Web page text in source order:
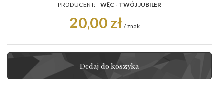
PRODUCENT: WĘC - TWÓJ JUBILER
20,00 zł /znak
Dodaj do koszyka